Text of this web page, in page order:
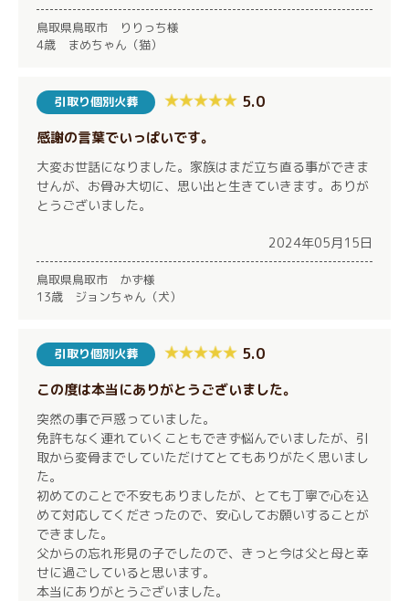
鳥取県鳥取市 りりっち様
4歳 まめちゃん（猫）
引取り個別火葬 5.0
感謝の言葉でいっぱいです。
大変お世話になりました。家族はまだ立ち直る事ができま
せんが、お骨み大切に、思い出と生きていきます。ありが
とうございました。
2024年05月15日
鳥取県鳥取市 かず様
13歳 ジョンちゃん（犬）
引取り個別火葬 5.0
この度は本当にありがとうございました。
突然の事で戸惑っていました。
免許もなく連れていくこともできず悩んでいましたが、引
取から変骨までしていただけてとてもありがたく思いまし
た。
初めてのことで不安もありましたが、とても丁寧で心を込
めて対応してくださったので、安心してお願いすることが
できました。
父からの忘れ形見の子でしたので、きっと今は父と母と幸
せに過ごしていると思います。
本当にありがとうございました。